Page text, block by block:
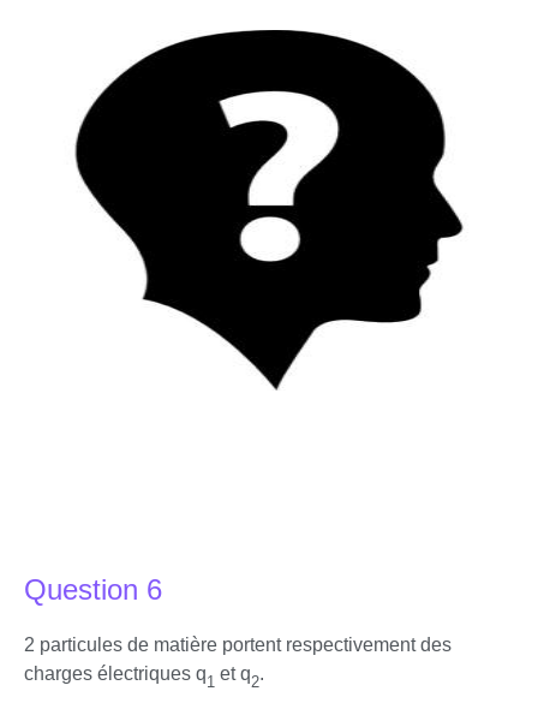
Question 6
2 particules de matière portent respectivement des
charges électriques q1 et q2.